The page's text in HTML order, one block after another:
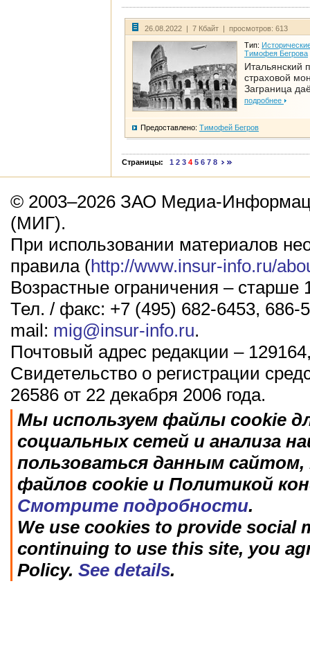
26.08.2022 | 7 Кбайт | просмотров: 613
Тип:
Тимофея Бегрова
Итальянский
страховой
Заграница
подробнее
Предоставлено: Тимофей Бегров
Страницы: 1 2 3 4 5 6 7 8
© 2003–2026 ЗАО Медиа-
(МИГ).
При использовании материалов
правила (http://www.insur-info.ru/
Возрастные ограничения – старше
Тел. / факс: +7 (495) 682-6453, 686-
mail: mig@insur-info.ru.
Почтовый адрес редакции –
Свидетельство о регистрации
26586 от 22 декабря 2006 года.
Мы используем файлы cookie
социальных сетей и анализа
пользоваться данным
файлов cookie и Политикой
Смотрите подробности.
We use cookies to provide social
continuing to use this site, you
Policy. See details.